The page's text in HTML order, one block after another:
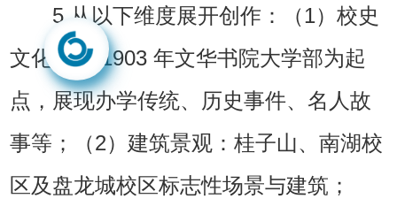
5.从以下维度展开创作：（1）校史
文化：以 1903 年文华书院大学部为起
点，展现办学传统、历史事件、名人故
事等；（2）建筑景观：桂子山、南湖校
区及盘龙城校区标志性场景与建筑；